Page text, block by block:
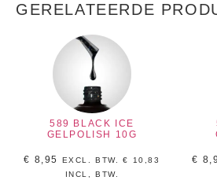
GERELATEERDE
589 BLACK ICE
GELPOLISH 10G
€ 8,95 EXCL. BTW.€
10,83
INCL, BTW.
€